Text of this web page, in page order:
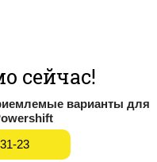
сейчас!
варианты для
23